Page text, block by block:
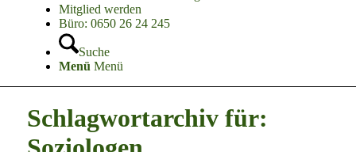
Mitglied werden
Büro: 0650 26 24 245
Suche
Menü Menü
Schlagwortarchiv für: